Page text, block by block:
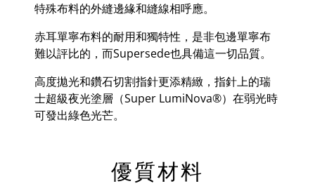
特殊布料的外縫邊緣和縫線相呼應。
赤耳單寧布料的耐用和獨特性，是非包邊單寧布
難以評比的，而Supersede也具備這一切品質。
高度拋光和鑽石切割指針更添精緻，指針上的瑞
士超級夜光塗層（Super LumiNova®）在弱光時
可發出綠色光芒。
優質材料